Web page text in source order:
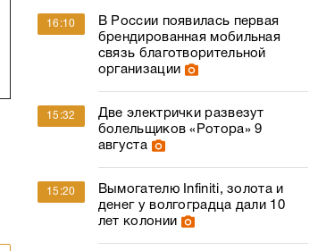
16:10
В России появилась первая
брендированная мобильная
связь благотворительной
организации
15:32
Две электрички развезут
болельщиков «Ротора» 9
августа
15:20
Вымогателю Infiniti, золота и
денег у волгоградца дали 10
лет колонии